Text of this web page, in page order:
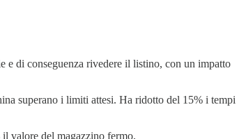
e di conseguenza rivedere il listino, con un impatto
superano i limiti attesi. Ha ridotto del 15% i tempi
valore del magazzino fermo.